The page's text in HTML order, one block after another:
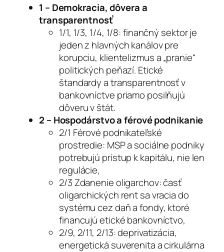
1 – Demokracia, dôvera a
transparentnosť
1/1, 1/3, 1/4, 1/8: finančný sektor je
jeden z hlavných kanálov pre
korupciu, klientelizmus a „pranie“
politických peňazí. Etické
štandardy a transparentnosť v
bankovníctve priamo posilňujú
dôveru v štát.
2 – Hospodárstvo a férové podnikanie
2/1 Férové podnikateľské
prostredie: MSP a sociálne podniky
potrebujú prístup k kapitálu, nie len
regulácie,
2/3 Zdanenie oligarchov: časť
oligarchických rent sa vracia do
systému cez daň a fondy, ktoré
financujú etické bankovníctvo,
2/9, 2/11, 2/13: deprivatizácia,
energetická suverenita a cirkulárna